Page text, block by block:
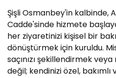
Şişli Osmanbey'in kalbinde,
Cadde'sinde hizmete
her ziyaretinizi kişisel bir
dönüştürmek için kuruldu.
saçınızı şekillendirmek veya
değil; kendinizi özel,